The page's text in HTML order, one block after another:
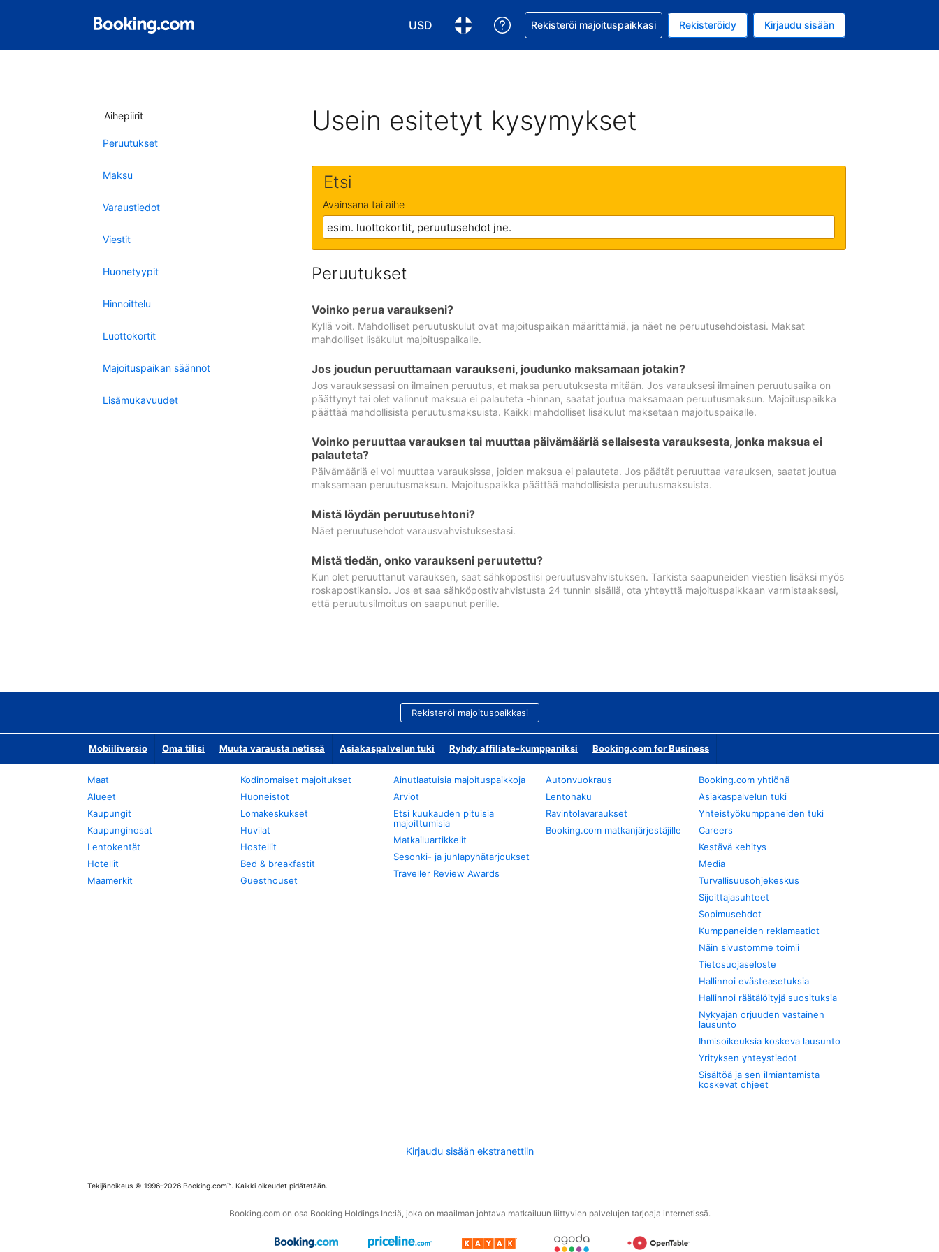
USD
Valitse valuutta. Tämänhetkinen valuutta on Yhdysvaltain dollari
Valitse kieli. Tämänhetkinen kieli on Suomi
Pyydä apua varauksesi kanssa
Rekisteröi majoituspaikkasi Rekisteröidy Kirjaudu sisään
Aihepiirit
Peruutukset
Maksu
Varaustiedot
Viestit
Huonetyypit
Hinnoittelu
Luottokortit
Majoituspaikan säännöt
Lisämukavuudet
Usein esitetyt kysymykset
Etsi
Avainsana tai aihe
Peruutukset
Voinko perua varaukseni?
Kyllä voit. Mahdolliset peruutuskulut ovat majoituspaikan määrittämiä, ja näet ne peruutusehdoistasi. Maksat
mahdolliset lisäkulut majoituspaikalle.
Jos joudun peruuttamaan varaukseni, joudunko maksamaan jotakin?
Jos varauksessasi on ilmainen peruutus, et maksa peruutuksesta mitään. Jos varauksesi ilmainen peruutusaika on
päättynyt tai olet valinnut maksua ei palauteta -hinnan, saatat joutua maksamaan peruutusmaksun. Majoituspaikka
päättää mahdollisista peruutusmaksuista. Kaikki mahdolliset lisäkulut maksetaan majoituspaikalle.
Voinko peruuttaa varauksen tai muuttaa päivämääriä sellaisesta varauksesta, jonka maksua ei
palauteta?
Päivämääriä ei voi muuttaa varauksissa, joiden maksua ei palauteta. Jos päätät peruuttaa varauksen, saatat joutua
maksamaan peruutusmaksun. Majoituspaikka päättää mahdollisista peruutusmaksuista.
Mistä löydän peruutusehtoni?
Näet peruutusehdot varausvahvistuksestasi.
Mistä tiedän, onko varaukseni peruutettu?
Kun olet peruuttanut varauksen, saat sähköpostiisi peruutusvahvistuksen. Tarkista saapuneiden viestien lisäksi myös
roskapostikansio. Jos et saa sähköpostivahvistusta 24 tunnin sisällä, ota yhteyttä majoituspaikkaan varmistaaksesi,
että peruutusilmoitus on saapunut perille.
Rekisteröi majoituspaikkasi
Mobiiliversio Oma tilisi Muuta varausta netissä Asiakaspalvelun tuki Ryhdy affiliate-kumppaniksi Booking.com for Business
Maat
Alueet
Kaupungit
Kaupunginosat
Lentokentät
Hotellit
Maamerkit
Kodinomaiset majoitukset
Huoneistot
Lomakeskukset
Huvilat
Hostellit
Bed & breakfastit
Guesthouset
Ainutlaatuisia majoituspaikkoja
Arviot
Etsi kuukauden pituisia
majoittumisia
Matkailuartikkelit
Sesonki- ja juhlapyhätarjoukset
Traveller Review Awards
Autonvuokraus
Lentohaku
Ravintolavaraukset
Booking.com matkanjärjestäjille
Booking.com yhtiönä
Asiakaspalvelun tuki
Yhteistyökumppaneiden tuki
Careers
Kestävä kehitys
Media
Turvallisuusohjekeskus
Sijoittajasuhteet
Sopimusehdot
Kumppaneiden reklamaatiot
Näin sivustomme toimii
Tietosuojaseloste
Hallinnoi evästeasetuksia
Hallinnoi räätälöityjä suosituksia
Nykyajan orjuuden vastainen
lausunto
Ihmisoikeuksia koskeva lausunto
Yrityksen yhteystiedot
Sisältöä ja sen ilmiantamista
koskevat ohjeet
Kirjaudu sisään ekstranettiin
Tekijänoikeus © 1996–2026 Booking.com™. Kaikki oikeudet pidätetään.
Booking.com on osa Booking Holdings Inc:iä, joka on maailman johtava matkailuun liittyvien palvelujen tarjoaja internetissä.